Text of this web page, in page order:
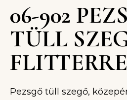
06-902
TÜLL
Pezsgő tüll szegő,